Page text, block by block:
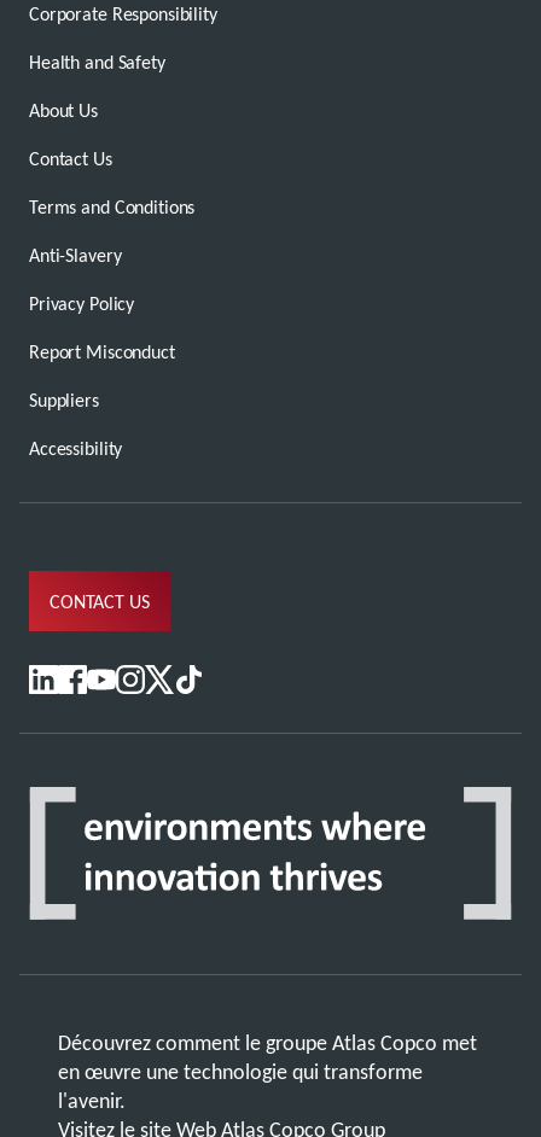
Corporate Responsibility
Health and Safety
About Us
Contact Us
Terms and Conditions
Anti-Slavery
Privacy Policy
Report Misconduct
Suppliers
Accessibility
CONTACT US
Découvrez comment le groupe Atlas Copco met
en œuvre une technologie qui transforme
l'avenir.
Visitez le site Web Atlas Copco Group